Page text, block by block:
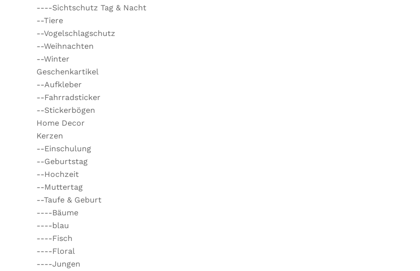
----Sichtschutz Tag & Nacht
--Tiere
--Vogelschlagschutz
--Weihnachten
--Winter
Geschenkartikel
--Aufkleber
--Fahrradsticker
--Stickerbögen
Home Decor
Kerzen
--Einschulung
--Geburtstag
--Hochzeit
--Muttertag
--Taufe & Geburt
----Bäume
----blau
----Fisch
----Floral
----Jungen